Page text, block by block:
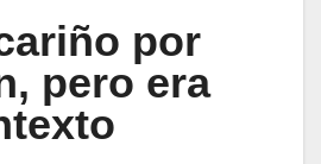
por
pero era